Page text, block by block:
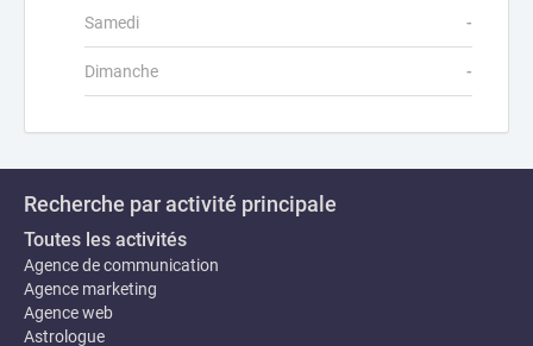
Samedi -
Dimanche -
Recherche par activité principale
Toutes les activités
Agence de communication
Agence marketing
Agence web
Astrologue